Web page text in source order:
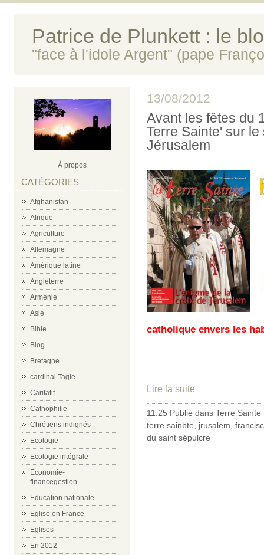
Patrice de Plunkett : le
"face à l'idole Argent" (pape
À propos
CATÉGORIES
Afghanistan
Afrique
Agriculture
Allemagne
Amérique latine
Angleterre
Arménie
Asie
Bible
Blog
Bretagne
cardinal Tagle
Caritatif
Cathophilie
Chrétiens indignés
Ecologie
Ecologie intégrale
Economie-
financegestion
Education nationale
Eglise en France
Eglises
En 2012
13/08/2012
Avant les fêtes du
Terre Sainte' sur
Jérusalem
catholique envers les
Lire la suite
11:25 Publié dans Terre Sainte
terre sainbte
jrusalem
du saint sépulcre